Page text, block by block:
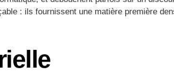
: ils fournissent une matière première